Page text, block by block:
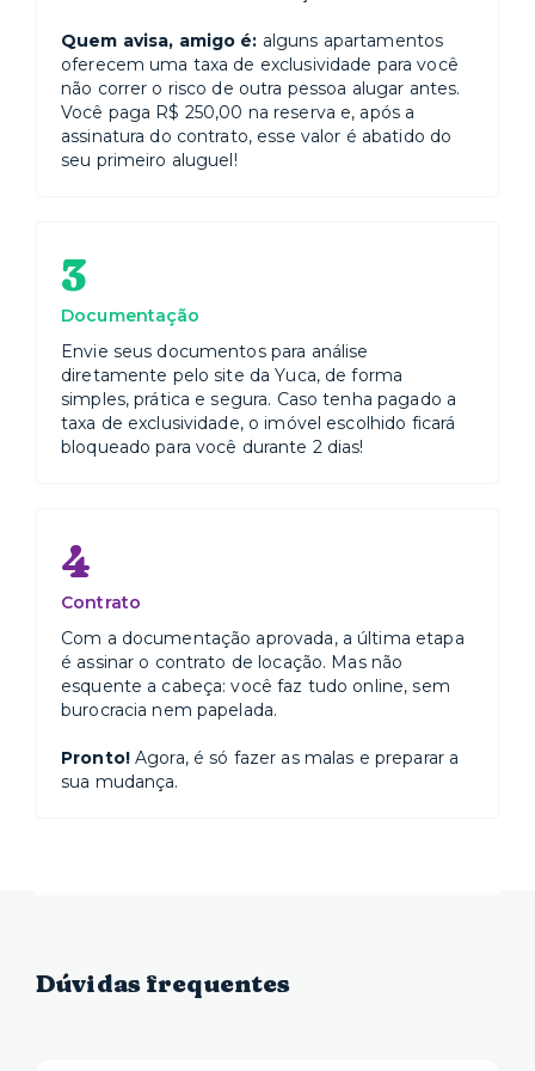
Quem avisa, amigo é: alguns apartamentos
oferecem uma taxa de exclusividade para você
não correr o risco de outra pessoa alugar antes.
Você paga R$ 250,00 na reserva e, após a
assinatura do contrato, esse valor é abatido do
seu primeiro aluguel!
3
Documentação
Envie seus documentos para análise
diretamente pelo site da Yuca, de forma
simples, prática e segura. Caso tenha pagado a
taxa de exclusividade, o imóvel escolhido ficará
bloqueado para você durante 2 dias!
4
Contrato
Com a documentação aprovada, a última etapa
é assinar o contrato de locação. Mas não
esquente a cabeça: você faz tudo online, sem
burocracia nem papelada.
Pronto!Agora, é só fazer as malas e preparar a
sua mudança.
Dúvidas frequentes